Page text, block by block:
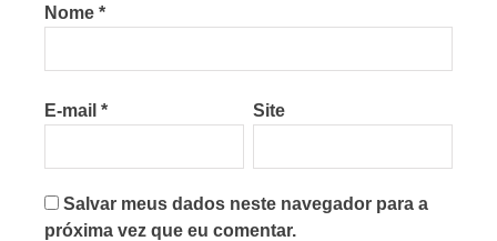
Nome *
E-mail * Site
Salvar meus dados neste navegador para a
próxima vez que eu comentar.